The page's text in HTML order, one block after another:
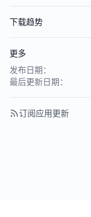
下载趋势
更多
发布日期：
最后更新日期：
订阅应用更新